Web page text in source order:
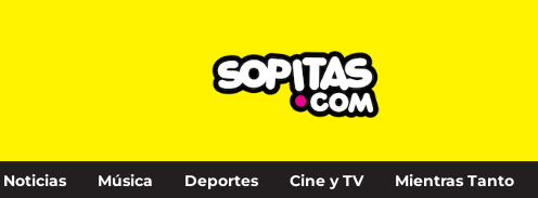
Noticias Música Deportes Cine y TV Mientras Tanto